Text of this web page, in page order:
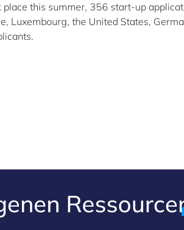
this summer, 356 start-up
Luxembourg, the United States,